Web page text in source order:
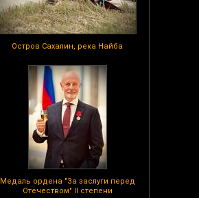
Остров Сахалин, река Найба
Медаль ордена "За заслуги перед
Отечеством" II степени